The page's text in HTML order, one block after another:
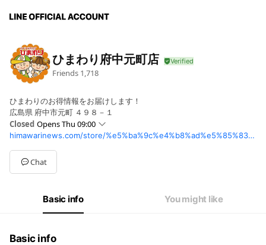
ひまわり府中元町店
Friends 1,718
ひまわりのお得情報をお届けします！
広島県 府中市元町 ４９８－１
Closed Opens Thu 09:00
Mon09:00 - 22:00
Tue09:00 - 22:00
Wed09:00 - 22:00
Thu09:00 - 22:00
09:00 - 22:00
09:00 - 22:00
himawarinews.com/store/%e5%ba%9c%e4%b8%ad%e5%85%83%e7%94%ba%e5%ba%97/
Chat
Basic info You might like
Basic info